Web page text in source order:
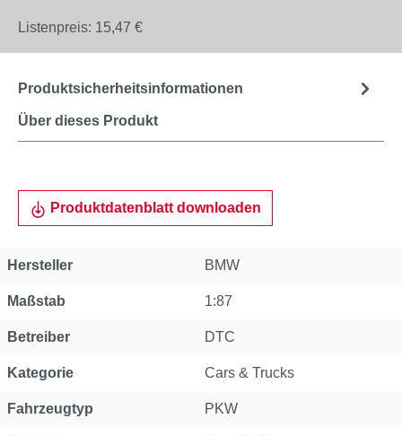
Listenpreis: 15,47 €
Über dieses Produkt
Produktsicherheitsinformationen
Produktdatenblatt downloaden
Hersteller BMW
Maßstab 1:87
Betreiber DTC
Kategorie Cars & Trucks
Fahrzeugtyp PKW